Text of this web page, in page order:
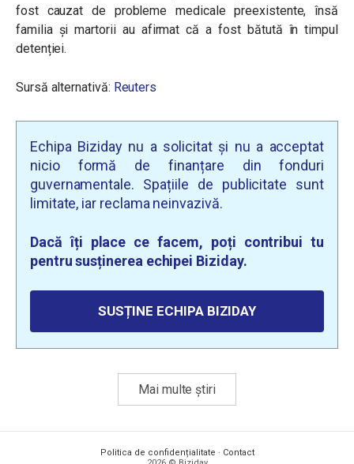
fost cauzat de probleme medicale preexistente, însă
familia și martorii au afirmat că a fost bătută în timpul
detenției.
Sursă alternativă: Reuters
Echipa Biziday nu a solicitat și nu a acceptat
nicio formă de finanțare din fonduri
guvernamentale. Spațiile de publicitate sunt
limitate, iar reclama neinvazivă.
Dacă îți place ce facem, poți contribui tu
pentru susținerea echipei Biziday.
SUSȚINE ECHIPA BIZIDAY
Mai multe știri
Politica de confidențialitate · Contact